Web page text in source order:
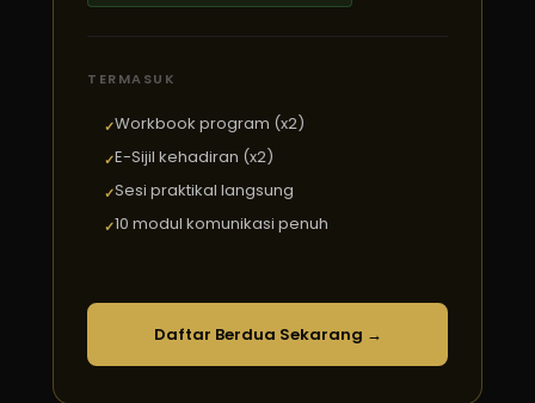
TERMASUK
Workbook program (x2)
E-Sijil kehadiran (x2)
Sesi praktikal langsung
10 modul komunikasi penuh
Daftar Berdua Sekarang →